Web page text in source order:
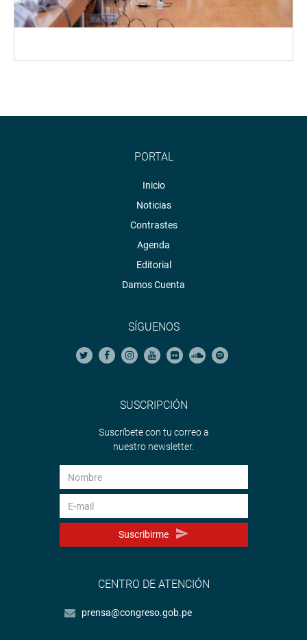
PORTAL
Inicio
Noticias
Contrastes
Agenda
Editorial
Damos Cuenta
SÍGUENOS
SUSCRIPCIÓN
Suscríbete con tu correo a
nuestro newsletter.
Suscribirme
CENTRO DE ATENCIÓN
prensa@congreso.gob.pe